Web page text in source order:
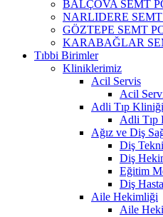
BALÇOVA SEMT
NARLIDERE
GÖZTEPE SEMT
KARABAĞLAR
Tıbbi Birimler
Kliniklerimiz
Acil Servis
Acil
Adli Tıp Kliniği
Adli Tıp
Ağız ve Diş
Diş
Diş
Eğitim
Diş
Aile Hekimliği
Aile